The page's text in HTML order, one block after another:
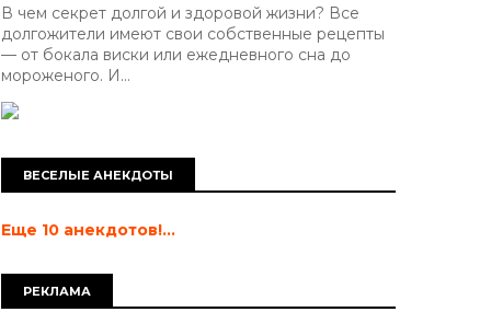
В чем секрет долгой и здоровой жизни? Все
долгожители имеют свои собственные рецепты
— от бокала виски или ежедневного сна до
мороженого. И...
ВЕСЕЛЫЕ АНЕКДОТЫ
Еще 10 анекдотов!...
РЕКЛАМА